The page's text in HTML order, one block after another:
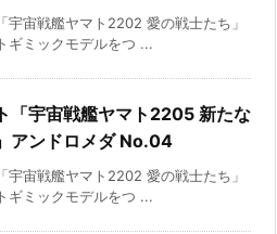
宇宙戦艦ヤマト2202 愛の戦士たち」
ギミックモデルをつ ...
「宇宙戦艦ヤマト2205 新たな
アンドロメダ No.04
宇宙戦艦ヤマト2202 愛の戦士たち」
ギミックモデルをつ ...